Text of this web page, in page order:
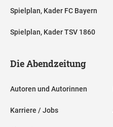
Spielplan, Kader FC Bayern
Spielplan, Kader TSV 1860
Die Abendzeitung
Autoren und Autorinnen
Karriere / Jobs